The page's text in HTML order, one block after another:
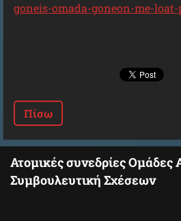
goneis-omada-goneon-me-
Πίσω
Ατομικές συνεδρίες Ομάδες
Συμβουλευτική Σχέσεων